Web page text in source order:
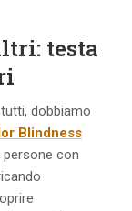
testa
dobbiamo
Blindness
con